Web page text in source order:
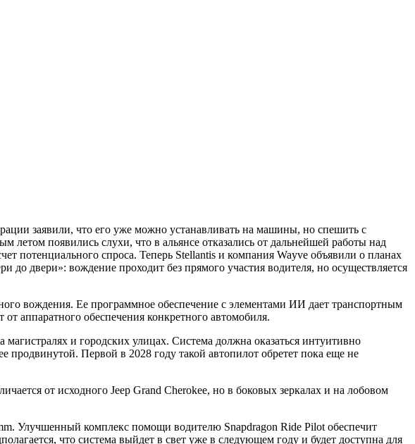
заявили, что его уже можно устанавливать на машины, но спешить с
появились слухи, что в альянсе отказались от дальнейшей работы над
потенциального спроса. Теперь Stellantis и компания Wayve объявили о планах
двери»: вождение проходит без прямого участия водителя, но осуществляется
вождения. Ее программное обеспечение с элементами ИИ дает транспортным
аппаратного обеспечения конкретного автомобиля.
и городских улицах. Система должна оказаться интуитивно
продвинутой. Первой в 2028 году такой автопилот обретет пока еще не
от исходного Jeep Grand Cherokee, но в боковых зеркалах и на лобовом
Улучшенный комплекс помощи водителю Snapdragon Ride Pilot обеспечит
что система выйдет в свет уже в следующем году и будет доступна для